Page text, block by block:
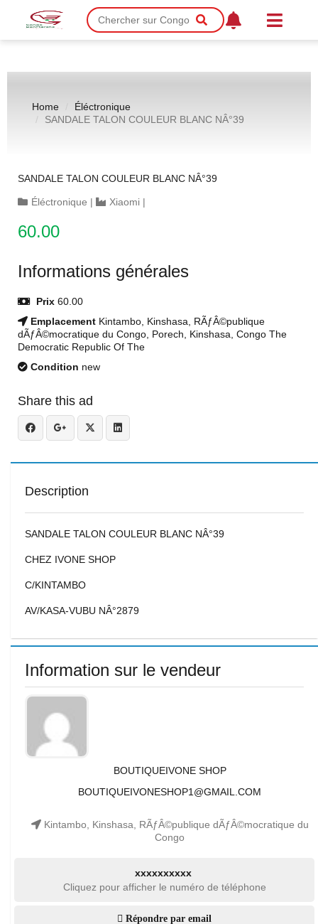
Home
Éléctronique
SANDALE TALON COULEUR BLANC NÂ°39
SANDALE TALON COULEUR BLANC NÂ°39
Éléctronique | Xiaomi |
60.00
Informations générales
Prix 60.00
Emplacement Kintambo, Kinshasa, RÃƒÂ©publique
dÃƒÂ©mocratique du Congo, Porech, Kinshasa, Congo The
Democratic Republic Of The
Condition new
Share this ad
Description
SANDALE TALON COULEUR BLANC NÂ°39
CHEZ IVONE SHOP
C/KINTAMBO
AV/KASA-VUBU NÂ°2879
Information sur le vendeur
BOUTIQUEIVONE SHOP
BOUTIQUEIVONESHOP1@GMAIL.COM
Kintambo, Kinshasa, RÃƒÂ©publique dÃƒÂ©mocratique du
Congo
xxxxxxxxxx
Cliquez pour afficher le numéro de téléphone
Répondre par email